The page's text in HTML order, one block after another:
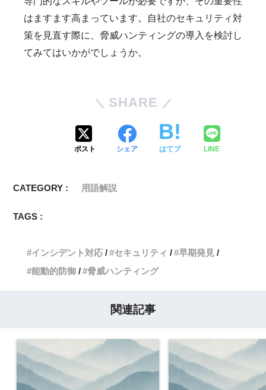
はますます高まっています。自社のセキュリティ対
策を見直す際に、脅威ハンティングの導入を検討し
てみてはいかがでしょうか。
SHARE
ポスト シェア はてブ LINE
CATEGORY : 用語解説
TAGS :
インシデント対応 セキュリティ
早期発見
能動的防御
脅威ハンティング
関連記事